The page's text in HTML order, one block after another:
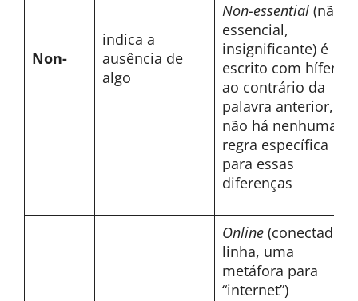
Non-
indica a
ausência de
algo
Non-essential (não
essencial,
insignificante) é
escrito com hífen,
ao contrário da
palavra anterior, e
não há nenhuma
regra específica
para essas
diferenças
Online (conectado à
linha, uma
metáfora para
“internet”)